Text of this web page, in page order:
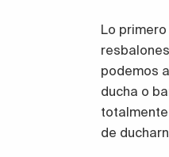
Lo
podemos
ducha o
de